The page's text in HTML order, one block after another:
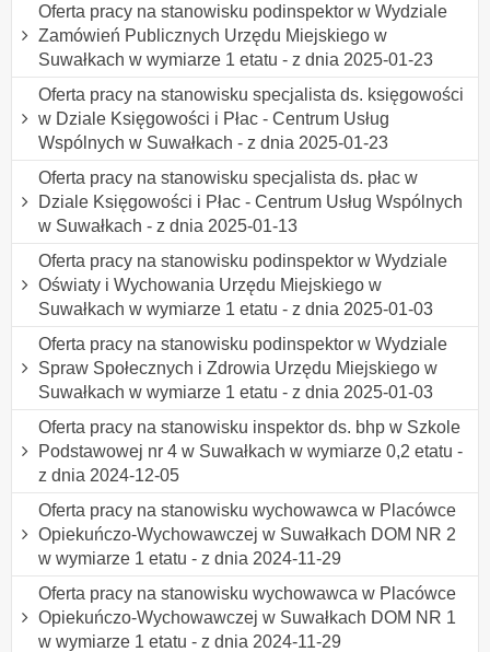
Oferta pracy na stanowisku podinspektor w Wydziale
Zamówień Publicznych Urzędu Miejskiego w
Suwałkach w wymiarze 1 etatu - z dnia 2025-01-23
Oferta pracy na stanowisku specjalista ds. księgowości
w Dziale Księgowości i Płac - Centrum Usług
Wspólnych w Suwałkach - z dnia 2025-01-23
Oferta pracy na stanowisku specjalista ds. płac w
Dziale Księgowości i Płac - Centrum Usług Wspólnych
w Suwałkach - z dnia 2025-01-13
Oferta pracy na stanowisku podinspektor w Wydziale
Oświaty i Wychowania Urzędu Miejskiego w
Suwałkach w wymiarze 1 etatu - z dnia 2025-01-03
Oferta pracy na stanowisku podinspektor w Wydziale
Spraw Społecznych i Zdrowia Urzędu Miejskiego w
Suwałkach w wymiarze 1 etatu - z dnia 2025-01-03
Oferta pracy na stanowisku inspektor ds. bhp w Szkole
Podstawowej nr 4 w Suwałkach w wymiarze 0,2 etatu -
z dnia 2024-12-05
Oferta pracy na stanowisku wychowawca w Placówce
Opiekuńczo-Wychowawczej w Suwałkach DOM NR 2
w wymiarze 1 etatu - z dnia 2024-11-29
Oferta pracy na stanowisku wychowawca w Placówce
Opiekuńczo-Wychowawczej w Suwałkach DOM NR 1
w wymiarze 1 etatu - z dnia 2024-11-29